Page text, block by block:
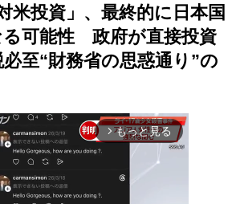
米投資」、最終的に日本国
る可能性 政府が直接投資
至“財務省の思惑通り”の
arrow_forward_ios もっと見る